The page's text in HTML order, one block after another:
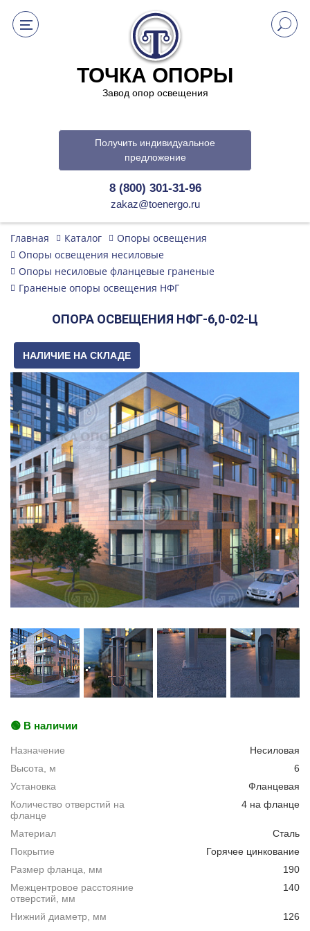
ТОЧКА ОПОРЫ
Завод опор освещения
Получить индивидуальное
предложение
8 (800) 301-31-96
zakaz@toenergo.ru
Главная Каталог
Опоры освещения
Опоры освещения несиловые
Опоры несиловые фланцевые граненые
Граненые опоры освещения НФГ
ОПОРА ОСВЕЩЕНИЯ НФГ-6,0-02-Ц
НАЛИЧИЕ НА СКЛАДЕ
🟢 В наличии
Назначение
Несиловая
Высота, м
6
Установка
Фланцевая
Количество отверстий на
фланце
4 на фланце
Материал
Сталь
Покрытие
Горячее цинкование
Размер фланца, мм
190
Межцентровое расстояние
отверстий, мм
140
Нижний диаметр, мм
126